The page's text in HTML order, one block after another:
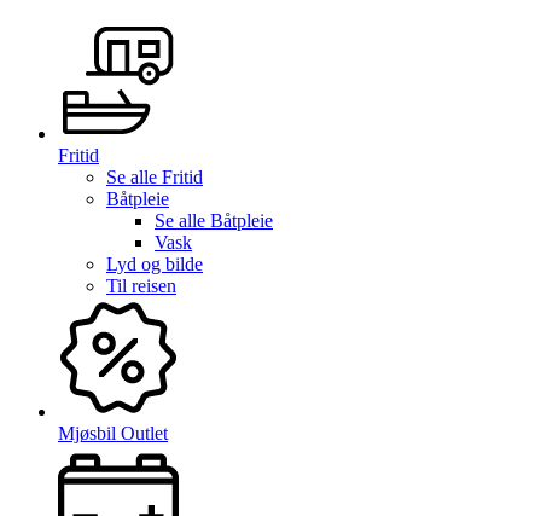
Fritid
Se alle Fritid
Båtpleie
Se alle Båtpleie
Vask
Lyd og bilde
Til reisen
Mjøsbil Outlet